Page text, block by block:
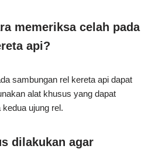
memeriksa celah pada
api?
sambungan rel kereta api dapat
alat khusus yang dapat
ujung rel.
dilakukan agar